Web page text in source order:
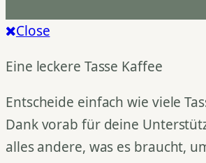
Close
Eine leckere Tasse Kaffee
Entscheide einfach wie viele
Dank vorab für deine
alles andere, was es braucht,